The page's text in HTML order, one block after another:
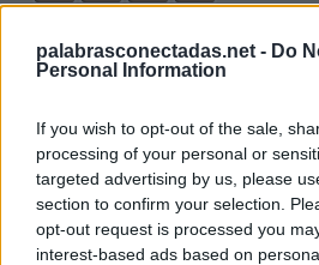
palabrasconectadas.net - Do
Personal Information
If you wish to opt-out of the sale,
processing of your personal or
targeted advertising by us, please
section to confirm your selection.
opt-out request is processed you
interest-based ads based on
C
R E A
R
C
R E A R
A
C
E R R A R
Palabras extra: